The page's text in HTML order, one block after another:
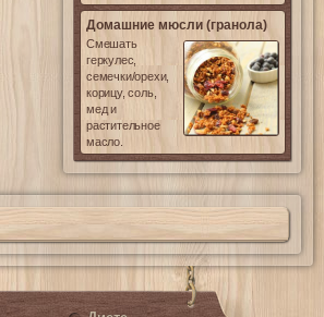
Домашние мюсли (гранола)
Смешать
геркулес,
семечки/орехи,
корицу, соль,
мед и
растительное
масло.